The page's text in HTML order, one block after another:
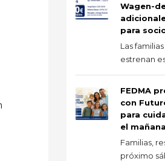
Wagen-
para
Las
estrenan
FEDMA
con
para
el mañana
Familias,
próximo